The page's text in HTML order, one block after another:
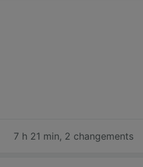
7 h 21 min, 2 changements